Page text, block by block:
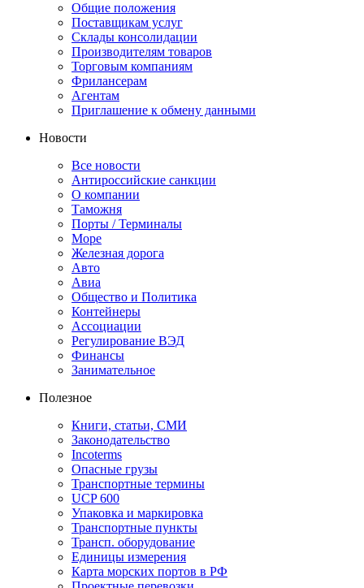
Общие положения
Поставщикам услуг
Склады консолидации
Производителям товаров
Торговым компаниям
Фрилансерам
Агентам
Приглашение к обмену данными
Новости
Все новости
Антироссийские санкции
О компании
Таможня
Порты / Терминалы
Море
Железная дорога
Авто
Авиа
Общество и Политика
Контейнеры
Ассоциации
Регулирование ВЭД
Финансы
Занимательное
Полезное
Книги, статьи, СМИ
Законодательство
Incoterms
Опасные грузы
Транспортные термины
UCP 600
Упаковка и маркировка
Транспортные пункты
Трансп. оборудование
Единицы измерения
Карта морских портов в РФ